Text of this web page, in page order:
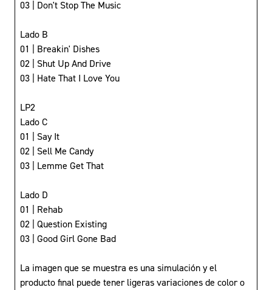
03 | Don't Stop The Music
Lado B
01 | Breakin' Dishes
02 | Shut Up And Drive
03 | Hate That I Love You
LP2
Lado C
01 | Say It
02 | Sell Me Candy
03 | Lemme Get That
Lado D
01 | Rehab
02 | Question Existing
03 | Good Girl Gone Bad
La imagen que se muestra es una simulación y el
producto final puede tener ligeras variaciones de color o